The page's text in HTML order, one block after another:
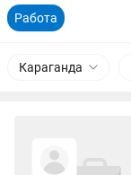
Работа
Караганда